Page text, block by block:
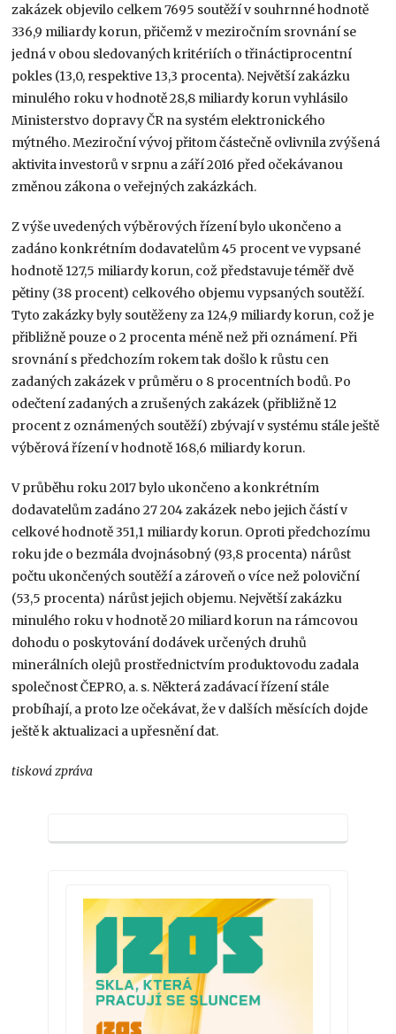
zakázek objevilo celkem 7695 soutěží v souhrnné hodnotě
336,9 miliardy korun, přičemž v meziročním srovnání se
jedná v obou sledovaných kritériích o třináctiprocentní
pokles (13,0, respektive 13,3 procenta). Největší zakázku
minulého roku v hodnotě 28,8 miliardy korun vyhlásilo
Ministerstvo dopravy ČR na systém elektronického
mýtného. Meziroční vývoj přitom částečně ovlivnila zvýšená
aktivita investorů v srpnu a září 2016 před očekávanou
změnou zákona o veřejných zakázkách.
Z výše uvedených výběrových řízení bylo ukončeno a
zadáno konkrétním dodavatelům 45 procent ve vypsané
hodnotě 127,5 miliardy korun, což představuje téměř dvě
pětiny (38 procent) celkového objemu vypsaných soutěží.
Tyto zakázky byly soutěženy za 124,9 miliardy korun, což je
přibližně pouze o 2 procenta méně než při oznámení. Při
srovnání s předchozím rokem tak došlo k růstu cen
zadaných zakázek v průměru o 8 procentních bodů. Po
odečtení zadaných a zrušených zakázek (přibližně 12
procent z oznámených soutěží) zbývají v systému stále ještě
výběrová řízení v hodnotě 168,6 miliardy korun.
V průběhu roku 2017 bylo ukončeno a konkrétním
dodavatelům zadáno 27 204 zakázek nebo jejich částí v
celkové hodnotě 351,1 miliardy korun. Oproti předchozímu
roku jde o bezmála dvojnásobný (93,8 procenta) nárůst
počtu ukončených soutěží a zároveň o více než poloviční
(53,5 procenta) nárůst jejich objemu. Největší zakázku
minulého roku v hodnotě 20 miliard korun na rámcovou
dohodu o poskytování dodávek určených druhů
minerálních olejů prostřednictvím produktovodu zadala
společnost ČEPRO, a. s. Některá zadávací řízení stále
probíhají, a proto lze očekávat, že v dalších měsících dojde
ještě k aktualizaci a upřesnění dat.
tisková zpráva